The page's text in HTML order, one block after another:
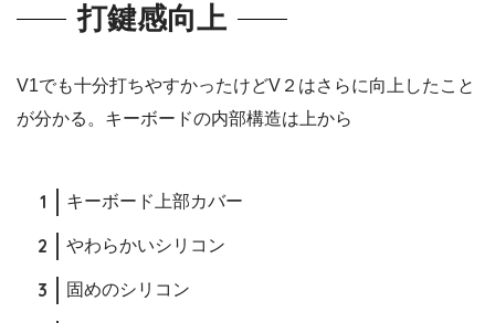
打鍵感向上
V1でも十分打ちやすかったけどV２はさらに向上したこと
が分かる。キーボードの内部構造は上から
キーボード上部カバー
やわらかいシリコン
固めのシリコン